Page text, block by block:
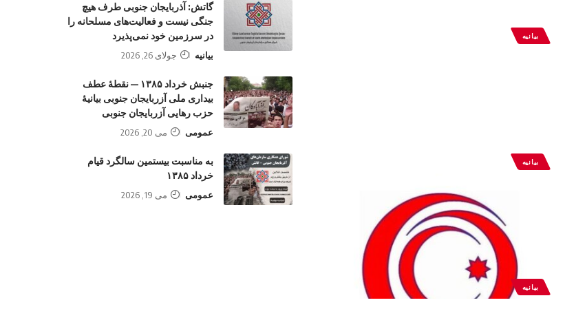
بیانیه
بیانیه
بیانیه
گاتش: آذربایجان جنوبی طرف هیچ
جنگی نیست و فعالیت‌های مسلحانه را
در سرزمین خود نمی‌پذیرد
بیانیه جولای 26, 2026
جنبش خرداد ۱۳۸۵ — نقطهٔ عطف
بیداری ملی آزربایجان جنوبی بیانیهٔ
حزب رهایی آزربایجان جنوبی
عمومی می 20, 2026
به مناسبت بیستمین سالگرد قیام
خرداد ۱۳۸۵
عمومی می 19, 2026